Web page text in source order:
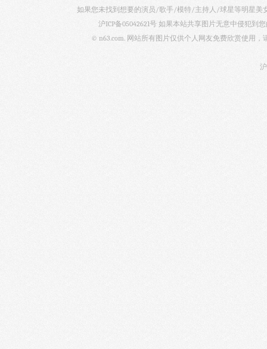
如果您未找到想要的演员/歌手/模特/主持人/球星等明星美
沪ICP备05042621号 如果本站共享图片无意中侵犯到
© n63.com. 网站所有图片仅供个人网友免费欣赏使用